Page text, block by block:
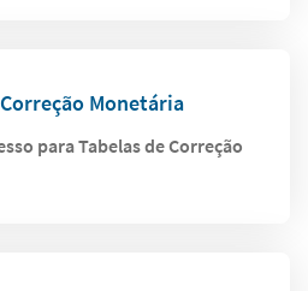
Monetária
para Tabelas de Correção